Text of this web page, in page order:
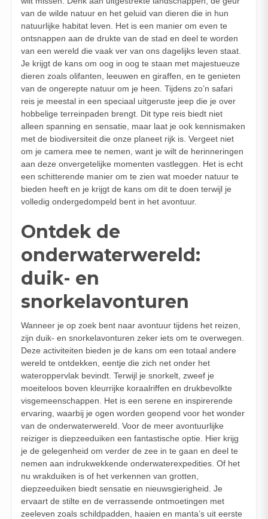
van de wilde natuur en het geluid van dieren die in hun
natuurlijke habitat leven. Het is een manier om even te
ontsnappen aan de drukte van de stad en deel te worden
van een wereld die vaak ver van ons dagelijks leven staat.
Je krijgt de kans om oog in oog te staan met majestueuze
dieren zoals olifanten, leeuwen en giraffen, en te genieten
van de ongerepte natuur om je heen. Tijdens zo’n safari
reis je meestal in een speciaal uitgeruste jeep die je over
hobbelige terreinpaden brengt. Dit type reis biedt niet
alleen spanning en sensatie, maar laat je ook kennismaken
met de biodiversiteit die onze planeet rijk is. Vergeet niet
om je camera mee te nemen, want je wilt de herinneringen
aan deze onvergetelijke momenten vastleggen. Het is echt
een schitterende manier om te zien wat moeder natuur te
bieden heeft en je krijgt de kans om dit te doen terwijl je
volledig ondergedompeld bent in het avontuur.
Ontdek de
onderwaterwereld:
duik- en
snorkelavonturen
Wanneer je op zoek bent naar avontuur tijdens het reizen,
zijn duik- en snorkelavonturen zeker iets om te overwegen.
Deze activiteiten bieden je de kans om een totaal andere
wereld te ontdekken, eentje die zich net onder het
wateroppervlak bevindt. Terwijl je snorkelt, zweef je
moeiteloos boven kleurrijke koraalriffen en drukbevolkte
visgemeenschappen. Het is een serene en inspirerende
ervaring, waarbij je ogen worden geopend voor het wonder
van de onderwaterwereld. Voor de meer avontuurlijke
reiziger is diepzeeduiken een fantastische optie. Hier krijg
je de gelegenheid om verder de zee in te gaan en deel te
nemen aan indrukwekkende onderwaterexpedities. Of het
nu wrakduiken is of het verkennen van grotten,
diepzeeduiken biedt sensatie en nieuwsgierigheid. Je
ervaart de stilte en de verrassende ontmoetingen met
zeeleven zoals schildpadden, haaien en manta’s uit eerste